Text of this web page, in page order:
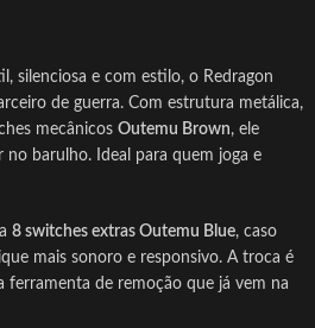
silenciosa e com estilo, o Redragon
de guerra. Com estrutura metálica,
mecânicos Outemu Brown, ele
no barulho. Ideal para quem joga e
8 switches extras Outemu Blue, caso
mais sonoro e responsivo. A troca é
ferramenta de remoção que já vem na